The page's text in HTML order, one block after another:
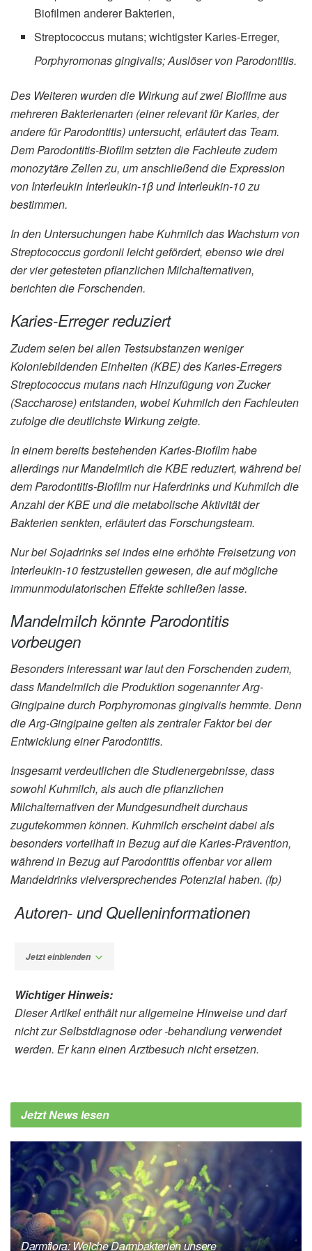
Biofilmen anderer Bakterien,
Streptococcus mutans; wichtigster Karies-Erreger,
Porphyromonas gingivalis; Auslöser von Parodontitis.
Des Weiteren wurden die Wirkung auf zwei Biofilme aus
mehreren Bakterienarten (einer relevant für Karies, der
andere für Parodontitis) untersucht, erläutert das Team.
Dem Parodontitis-Biofilm setzten die Fachleute zudem
monozytäre Zellen zu, um anschließend die Expression
von Interleukin Interleukin-1β und Interleukin-10 zu
bestimmen.
In den Untersuchungen habe Kuhmilch das Wachstum von
Streptococcus gordonii leicht gefördert, ebenso wie drei
der vier getesteten pflanzlichen Milchalternativen,
berichten die Forschenden.
Karies-Erreger reduziert
Zudem seien bei allen Testsubstanzen weniger
Koloniebildenden Einheiten (KBE) des Karies-Erregers
Streptococcus mutans nach Hinzufügung von Zucker
(Saccharose) entstanden, wobei Kuhmilch den Fachleuten
zufolge die deutlichste Wirkung zeigte.
In einem bereits bestehenden Karies-Biofilm habe
allerdings nur Mandelmilch die KBE reduziert, während bei
dem Parodontitis-Biofilm nur Haferdrinks und Kuhmilch die
Anzahl der KBE und die metabolische Aktivität der
Bakterien senkten, erläutert das Forschungsteam.
Nur bei Sojadrinks sei indes eine erhöhte Freisetzung von
Interleukin-10 festzustellen gewesen, die auf mögliche
immunmodulatorischen Effekte schließen lasse.
Mandelmilch könnte Parodontitis
vorbeugen
Besonders interessant war laut den Forschenden zudem,
dass Mandelmilch die Produktion sogenannter Arg-
Gingipaine durch Porphyromonas gingivalis hemmte. Denn
die Arg-Gingipaine gelten als zentraler Faktor bei der
Entwicklung einer Parodontitis.
Insgesamt verdeutlichen die Studienergebnisse, dass
sowohl Kuhmilch, als auch die pflanzlichen
Milchalternativen der Mundgesundheit durchaus
zugutekommen können. Kuhmilch erscheint dabei als
besonders vorteilhaft in Bezug auf die Karies-Prävention,
während in Bezug auf Parodontitis offenbar vor allem
Mandeldrinks vielversprechendes Potenzial haben. (fp)
Autoren- und Quelleninformationen
Jetzt einblenden
Sluga, Anton Sculean, Sigrun Eick &
Christian Tennert: The in-vitro effect of bovine
microorganisms and biofilms; in: Scientific
Reports (veröffentlicht 24.04.2026),
nature.com
Hanne Rosendahl-Riise, Eline Olsen
Gravrok, Sarah Louise Rung, Jutta Dierkes,
Inger Aakre: Cow’s milk compared to oat
Wichtiger Hinweis:
Dieser Artikel enthält nur allgemeine Hinweise und darf
nicht zur Selbstdiagnose oder -behandlung verwendet
werden. Er kann einen Arztbesuch nicht ersetzen.
Jetzt News lesen
Darmflora: Welche Darmbakterien unsere